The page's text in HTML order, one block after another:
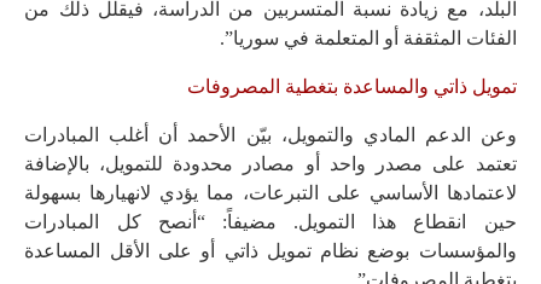
البلد، مع زيادة نسبة المتسربين من الدراسة، فيقلل ذلك من
الفئات المثقفة أو المتعلمة في سوريا”.
تمويل ذاتي والمساعدة بتغطية المصروفات
وعن الدعم المادي والتمويل، بيّن الأحمد أن أغلب المبادرات
تعتمد على مصدر واحد أو مصادر محدودة للتمويل، بالإضافة
لاعتمادها الأساسي على التبرعات، مما يؤدي لانهيارها بسهولة
حين انقطاع هذا التمويل. مضيفاً: “أنصح كل المبادرات
والمؤسسات بوضع نظام تمويل ذاتي أو على الأقل المساعدة
بتغطية المصروفات”.